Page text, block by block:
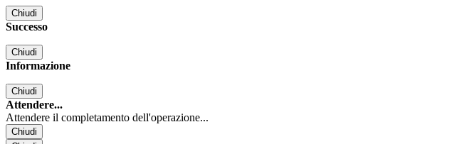
Chiudi
Successo
Chiudi
Informazione
Chiudi
Attendere...
Attendere il completamento dell'operazione...
Chiudi